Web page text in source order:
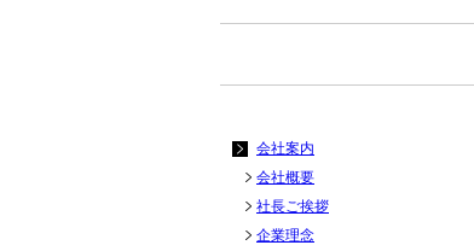
会社案内
会社概要
社長ご挨拶
企業理念